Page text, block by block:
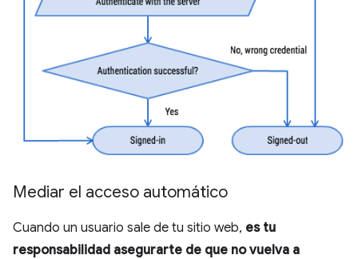
Mediar el acceso automático
Cuando un usuario sale de tu sitio web, es tu
responsabilidad asegurarte de que no vuelva a